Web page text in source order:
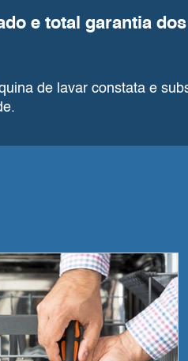
e total garantia
de lavar constata e